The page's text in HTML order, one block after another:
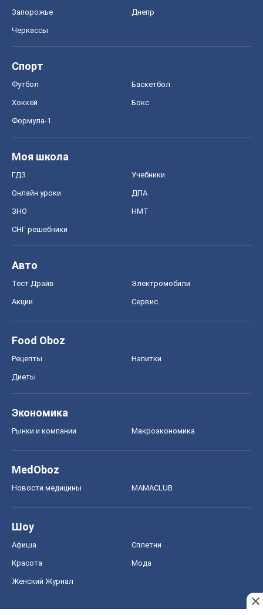
Запорожье Днепр
Черкассы
Спорт
Футбол Баскетбол
Хоккей Бокс
Формула-1
Моя школа
ГДЗ Учебники
Онлайн уроки ДПА
ЗНО НМТ
СНГ решебники
Авто
Тест Драйв Электромобили
Акции Сервис
Food Oboz
Рецепты Напитки
Диеты
Экономика
Рынки и компании Mакроэкономика
MedOboz
Новости медицины MAMACLUB
Шоу
Афиша Сплетни
Красота Мода
Женский Журнал